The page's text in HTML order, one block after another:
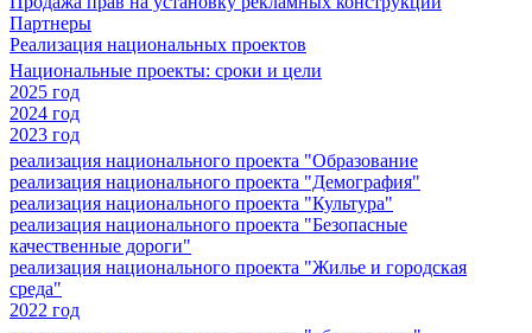
Партнеры
Реализация национальных проектов
Национальные проекты: сроки и цели
2025 год
2024 год
2023 год
реализация национального проекта "Образование
реализация национального проекта "Демография"
реализация национального проекта "Культура"
реализация национального проекта "Безопасные
качественные дороги"
реализация национального проекта "Жилье и городская
среда"
2022 год